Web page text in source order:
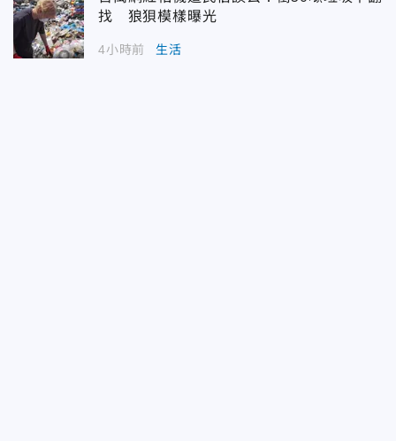
找 狼狽模樣曝光
4小時前 生活